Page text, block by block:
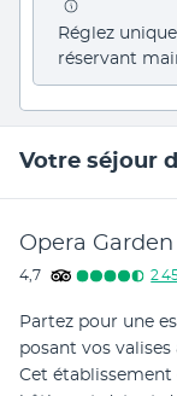
Réglez
réservant
Votre séjour
Opera Garden
4,7 2
Partez pour une
posant vos
Cet établissement